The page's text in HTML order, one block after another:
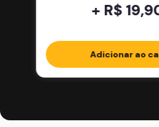
+ R$
Adicionar ao